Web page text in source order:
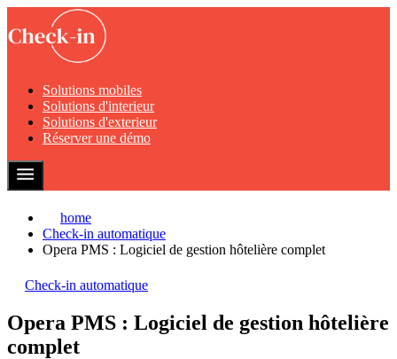
Solutions mobiles
Solutions d'interieur
Solutions d'exterieur
Réserver une démo
home
Check-in automatique
Opera PMS : Logiciel de gestion hôtelière complet
Check-in automatique
Opera PMS : Logiciel de gestion hôtelière
complet